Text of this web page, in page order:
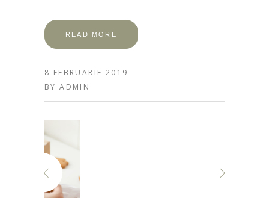
READ MORE
8 FEBRUARIE 2019
BYADMIN